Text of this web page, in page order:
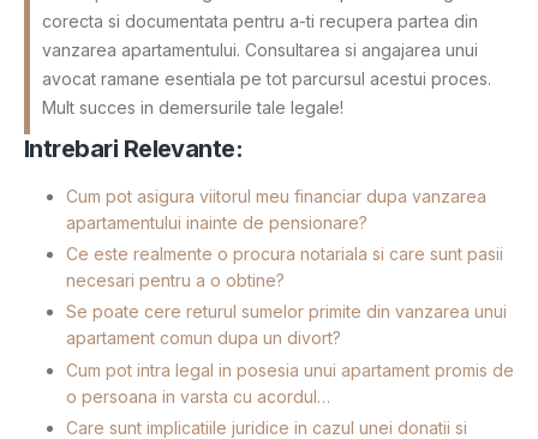
corecta si documentata pentru a-ti recupera partea din
vanzarea apartamentului. Consultarea si angajarea unui
avocat ramane esentiala pe tot parcursul acestui proces.
Mult succes in demersurile tale legale!
Intrebari Relevante:
Cum pot asigura viitorul meu financiar dupa vanzarea
apartamentului inainte de pensionare?
Ce este realmente o procura notariala si care sunt pasii
necesari pentru a o obtine?
Se poate cere returul sumelor primite din vanzarea unui
apartament comun dupa un divort?
Cum pot intra legal in posesia unui apartament promis de
o persoana in varsta cu acordul…
Care sunt implicatiile juridice in cazul unei donatii si